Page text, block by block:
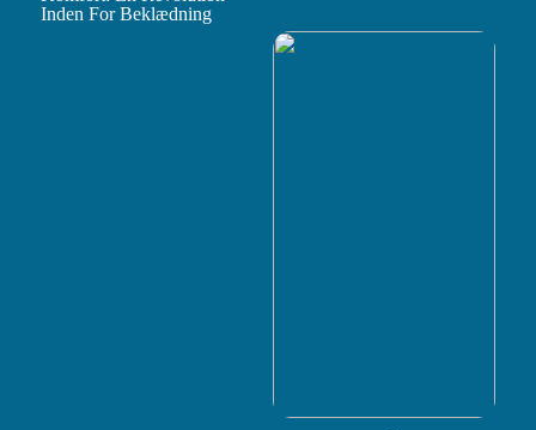
Inden For Beklædning